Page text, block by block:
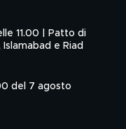
11.00 | Patto di
e Riad
del 7 agosto